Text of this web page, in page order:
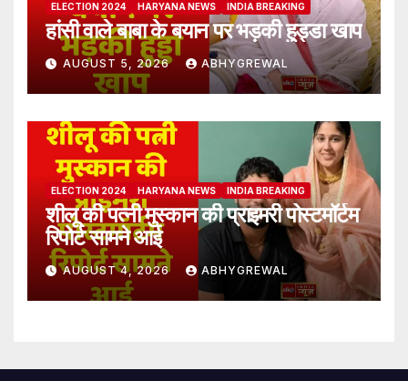
ELECTION 2024 HARYANA NEWS INDIA BREAKING
हांसी वाले बाबा के बयान पर भड़की हुड्डा खाप
AUGUST 5, 2026 ABHYGREWAL
ELECTION 2024 HARYANA NEWS INDIA BREAKING
शीलू की पत्नी मुस्कान की प्राइमरी पोस्टमॉर्टम
रिपोर्ट सामने आई
AUGUST 4, 2026 ABHYGREWAL